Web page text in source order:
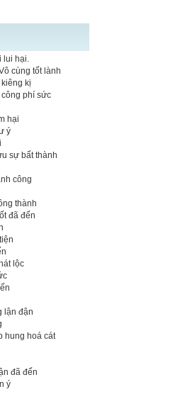
lui hại.
cùng tốt lành
kị
công phí sức
hại
ý
sự bất thành
công
thành
đã đến
lộc
lận đận
hung hoá cát
đã đến
ý